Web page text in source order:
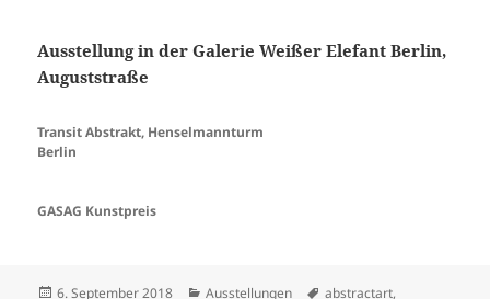
Ausstellung in der Galerie Weißer Elefant Berlin,
Auguststraße
Transit Abstrakt, Henselmannturm
Berlin
GASAG Kunstpreis
Veröffentlicht
6. September 2018 Kategorien
Ausstellungen Schlagwörter
abstractart,